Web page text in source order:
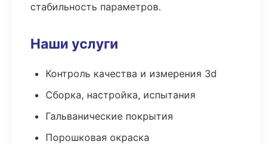
стабильность параметров.
Наши услуги
Контроль качества и измерения 3d
Сборка, настройка, испытания
Гальванические покрытия
Порошковая окраска